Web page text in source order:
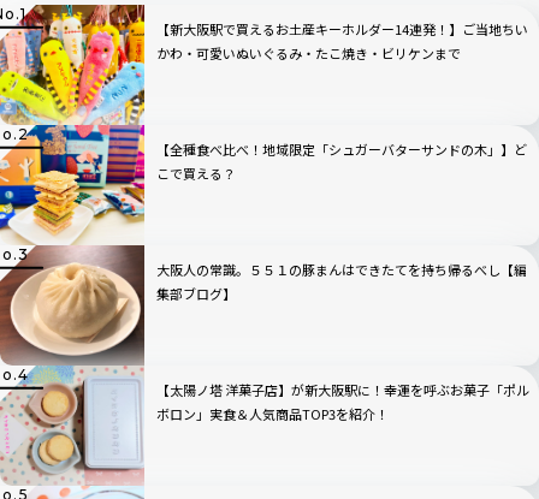
【新大阪駅で買えるお土産キーホルダー14連発！】ご当地ちい
かわ・可愛いぬいぐるみ・たこ焼き・ビリケンまで
【全種食べ比べ！地域限定「シュガーバターサンドの木」】ど
こで買える？
大阪人の常識。５５１の豚まんはできたてを持ち帰るべし【編
集部ブログ】
【太陽ノ塔 洋菓子店】が新大阪駅に！幸運を呼ぶお菓子「ポル
ボロン」実食＆人気商品TOP3を紹介！